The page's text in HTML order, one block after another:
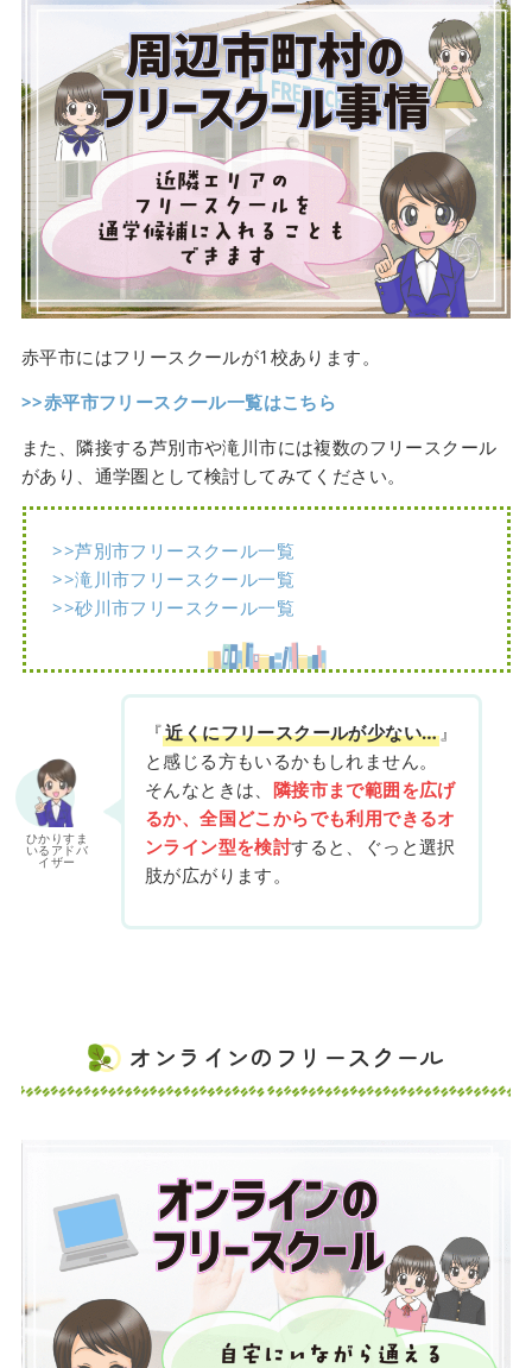
赤平市にはフリースクールが1校あります。
>>赤平市フリースクール一覧はこちら
また、隣接する芦別市や滝川市には複数のフリースクール
があり、通学圏として検討してみてください。
>>芦別市フリースクール一覧
>>滝川市フリースクール一覧
>>砂川市フリースクール一覧
ひかりすま
いるアドバ
イザー
『近くにフリースクールが少ない…』
と感じる方もいるかもしれません。
そんなときは、 隣接市まで範囲を広げ
るか、全国どこからでも利用できるオ
ンライン型を検討すると、ぐっと選択
肢が広がります。
オンラインのフリースクール